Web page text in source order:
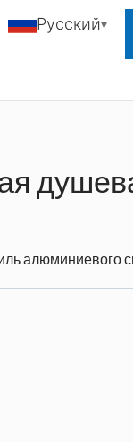
Русский
алюминиевого